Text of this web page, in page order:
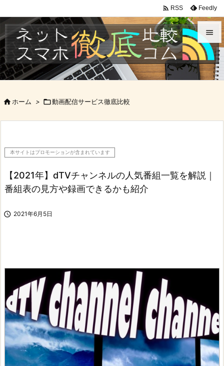


メニュ

 RSS Feedly
ホーム > 動画配信サービス徹底比較
本サイトはプロモーションが含まれています
【2021年】dTVチャンネルの人気番組一覧を解説｜
番組表の見方や録画できるかも紹介
 2021年6月5日